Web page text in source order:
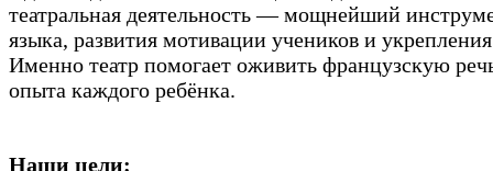
театральная деятельность — мощнейший
языка, развития мотивации учеников и
Именно театр помогает оживить французскую
опыта каждого ребёнка.
Наши цели: